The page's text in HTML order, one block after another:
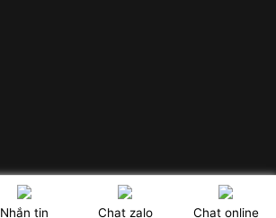
Nhắn tin Chat zalo Chat online